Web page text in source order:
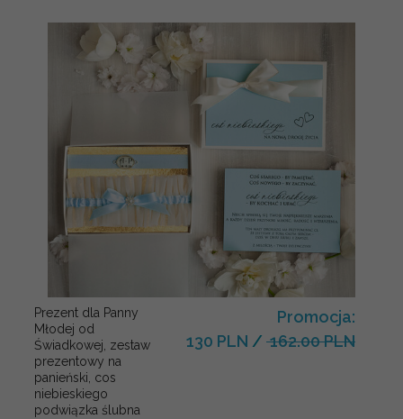
Prezent dla Panny
Młodej od
Świadkowej, zestaw
prezentowy na
panieński, cos
niebieskiego
podwiązka ślubna
Promocja:
130 PLN / 162.00 PLN